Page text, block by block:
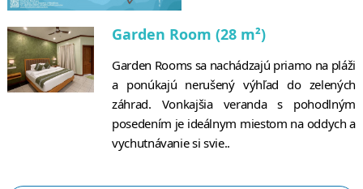
Garden Room (28 m²)
Garden Rooms sa nachádzajú priamo na pláži
a ponúkajú nerušený výhľad do zelených
záhrad. Vonkajšia veranda s pohodlným
posedením je ideálnym miestom na oddych a
vychutnávanie si svie..